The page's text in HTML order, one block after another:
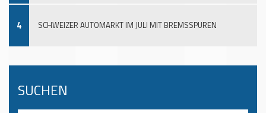
4 SCHWEIZER AUTOMARKT IM JULI MIT BREMSSPUREN
SUCHEN